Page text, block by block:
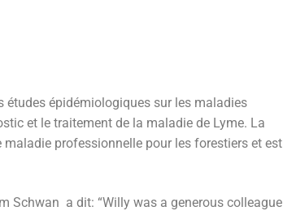
études épidémiologiques sur les maladies
et le traitement de la maladie de Lyme. La
professionnelle pour les forestiers et est
Schwan a dit: “Willy was a generous colleague